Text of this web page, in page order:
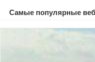
Самые популярные